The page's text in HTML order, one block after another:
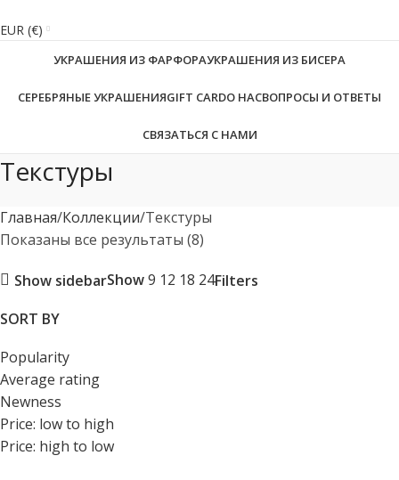
EUR (€)
УКРАШЕНИЯ ИЗ ФАРФОРАУКРАШЕНИЯ ИЗ БИСЕРА
СЕРЕБРЯНЫЕ УКРАШЕНИЯGIFT CARDО НАСВОПРОСЫ И ОТВЕТЫ
СВЯЗАТЬСЯ С НАМИ
Текстуры
Главная Коллекции Текстуры
Показаны все результаты (8)
Show sidebarShow9 12 18 24Filters
SORT BY
Popularity
Average rating
Newness
Price: low to high
Price: high to low